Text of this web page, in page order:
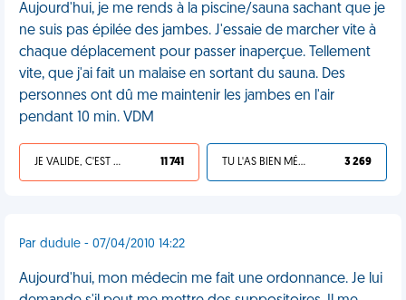
Aujourd'hui, je me rends à la piscine/sauna sachant que je
ne suis pas épilée des jambes. J'essaie de marcher vite à
chaque déplacement pour passer inaperçue. Tellement
vite, que j'ai fait un malaise en sortant du sauna. Des
personnes ont dû me maintenir les jambes en l'air
pendant 10 min. VDM
JE VALIDE, C'EST UNE VDM 11 741 TU L'AS BIEN MÉRITÉ 3 269
Par dudule - 07/04/2010 14:22
Aujourd'hui, mon médecin me fait une ordonnance. Je lui